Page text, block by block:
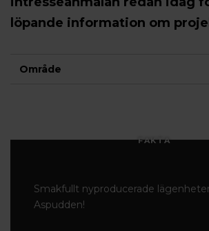
löpande information om
Område
FAKTA
Smakfullt nyproducerade
Aspudden!